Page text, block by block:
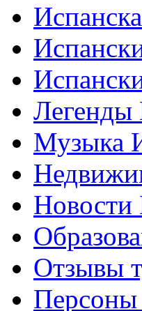
Легенды
Музыка
Новости
Отзывы